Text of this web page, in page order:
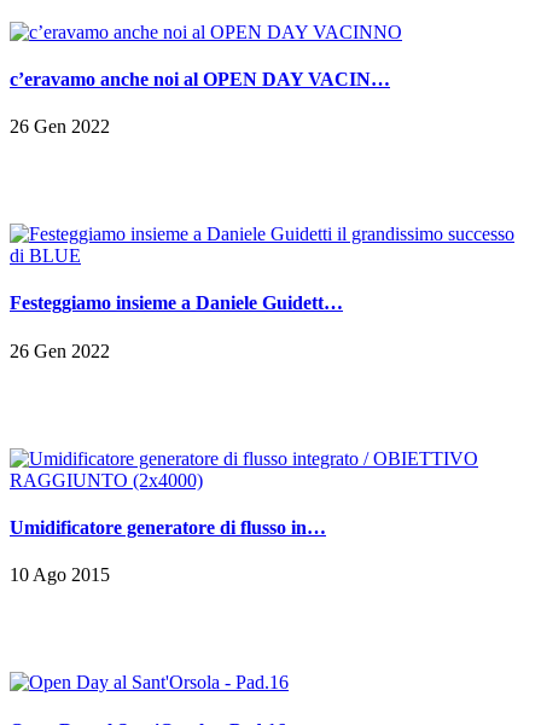
c’eravamo anche noi al OPEN DAY VACIN…
26 Gen 2022
Festeggiamo insieme a Daniele Guidett…
26 Gen 2022
Umidificatore generatore di flusso in…
10 Ago 2015